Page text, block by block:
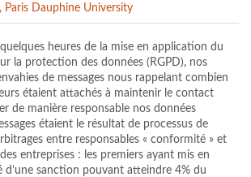
Paris Dauphine University
heures de la mise en application du
la protection des données (RGPD), nos
de messages nous rappelant combien
étaient attachés à maintenir le contact
de manière responsable nos données
étaient le résultat de processus de
entre responsables « conformité » et
entreprises : les premiers ayant mis en
d’une sanction pouvant atteindre 4% du